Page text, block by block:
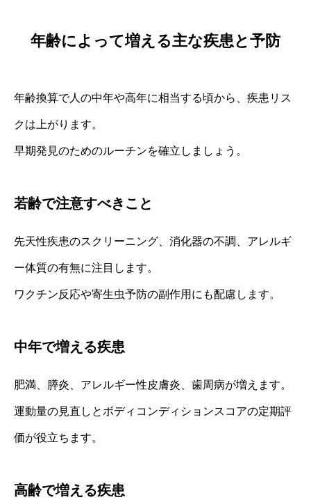
年齢によって増える主な疾患と予防
年齢換算で人の中年や高年に相当する頃から、疾患リス
クは上がります。
早期発見のためのルーチンを確立しましょう。
若齢で注意すべきこと
先天性疾患のスクリーニング、消化器の不調、アレルギ
ー体質の有無に注目します。
ワクチン反応や寄生虫予防の副作用にも配慮します。
中年で増える疾患
肥満、膵炎、アレルギー性皮膚炎、歯周病が増えます。
運動量の見直しとボディコンディションスコアの定期評
価が役立ちます。
高齢で増える疾患